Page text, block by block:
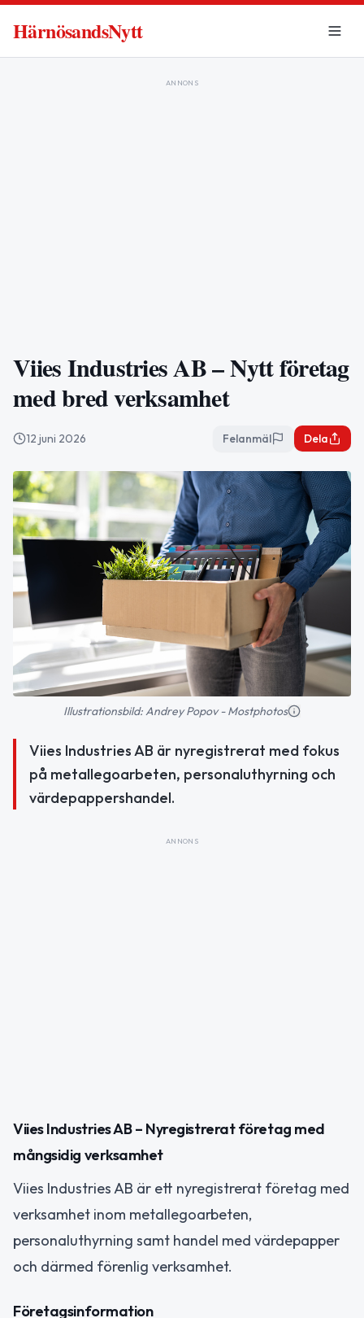
HärnösandsNytt
ANNONS
Viies Industries AB – Nytt företag
med bred verksamhet
12 juni 2026 Felanmäl Dela
Illustrationsbild: Andrey Popov - Mostphotos
Viies Industries AB är nyregistrerat med fokus
på metallegoarbeten, personaluthyrning och
värdepappershandel.
ANNONS
Viies Industries AB – Nyregistrerat företag med
mångsidig verksamhet
Viies Industries AB är ett nyregistrerat företag med
verksamhet inom metallegoarbeten,
personaluthyrning samt handel med värdepapper
och därmed förenlig verksamhet.
Företagsinformation